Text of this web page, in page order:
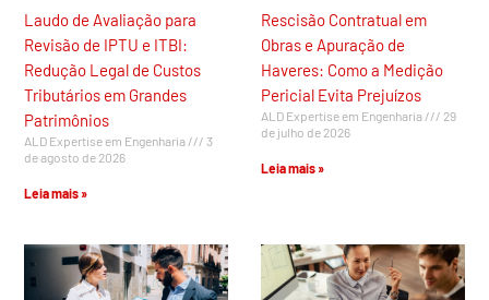
Laudo de Avaliação para
Revisão de IPTU e ITBI:
Redução Legal de Custos
Tributários em Grandes
Patrimônios
ALD Expertise em Engenharia
3
de agosto de 2026
Leia mais »
Rescisão Contratual em
Obras e Apuração de
Haveres: Como a Medição
Pericial Evita Prejuízos
ALD Expertise em Engenharia
29
de julho de 2026
Leia mais »